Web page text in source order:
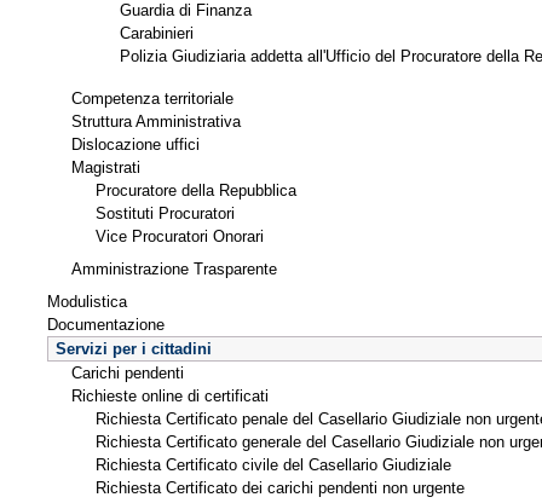
Guardia di Finanza
Carabinieri
Polizia Giudiziaria addetta all'Ufficio del Procuratore della
Competenza territoriale
Struttura Amministrativa
Dislocazione uffici
Magistrati
Procuratore della Repubblica
Sostituti Procuratori
Vice Procuratori Onorari
Amministrazione Trasparente
Modulistica
Documentazione
Servizi per i cittadini
Carichi pendenti
Richieste online di certificati
Richiesta Certificato penale del Casellario Giudiziale non
Richiesta Certificato generale del Casellario Giudiziale non
Richiesta Certificato civile del Casellario Giudiziale
Richiesta Certificato dei carichi pendenti non urgente